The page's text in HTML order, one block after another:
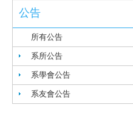
公告
所有公告
系所公告
系學會公告
系友會公告